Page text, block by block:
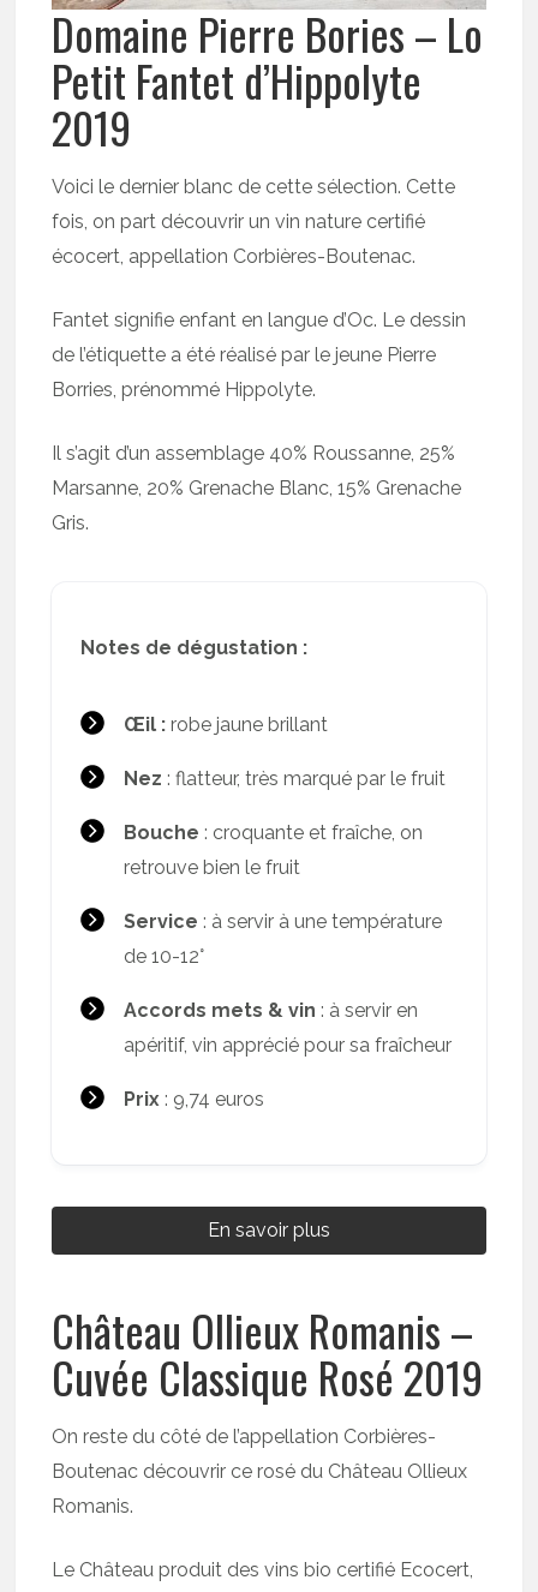
Domaine Pierre Bories – Lo
Petit Fantet d’Hippolyte
2019
Voici le dernier blanc de cette sélection. Cette
fois, on part découvrir un vin nature certifié
écocert, appellation Corbières-Boutenac.
Fantet signifie enfant en langue d’Oc. Le dessin
de l’étiquette a été réalisé par le jeune Pierre
Borries, prénommé Hippolyte.
Il s’agit d’un assemblage 40% Roussanne, 25%
Marsanne, 20% Grenache Blanc, 15% Grenache
Gris.
Notes de dégustation :
Œil :robe jaune brillant
Nez : flatteur, très marqué par le fruit
Bouche : croquante et fraîche, on
retrouve bien le fruit
Service : à servir à une température
de 10-12°
Accords mets & vin : à servir en
apéritif, vin apprécié pour sa fraîcheur
Prix: 9,74 euros
En savoir plus
Château Ollieux Romanis –
Cuvée Classique Rosé 2019
On reste du côté de l’appellation Corbières-
Boutenac découvrir ce rosé du Château Ollieux
Romanis.
Le Château produit des vins bio certifié Ecocert,